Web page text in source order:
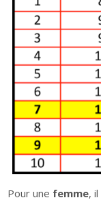
Pour une femme,